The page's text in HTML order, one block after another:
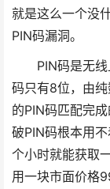
就是这么一个没
PIN码漏洞。
PIN码是无线
码只有8位，由
的PIN码匹配完
破PIN码根本用
个小时就能获取
用一块市面价格